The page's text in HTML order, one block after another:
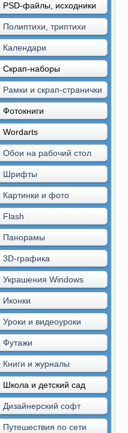
PSD-файлы, исходники
Полиптихи, триптихи
Календари
Скрап-наборы
Рамки и скрап-странички
Фотокниги
Wordarts
Обои на рабочий стол
Шрифты
Картинки и фото
Flash
Панорамы
3D-графика
Украшения Windows
Иконки
Уроки и видеоуроки
Футажи
Книги и журналы
Школа и детский сад
Дизайнерский софт
Путешествия по сети